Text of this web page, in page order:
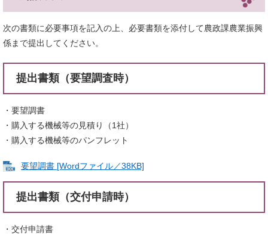
次の書類に必要事項を記入の上、必要書類を添付して農政課農業振興
係まで提出してください。
提出書類（要望調査時）
・要望調書
・購入する機械等の見積り（1社）
・購入する機械等のパンフレット
要望調書 [Wordファイル／38KB]
提出書類（交付申請時）
・交付申請書